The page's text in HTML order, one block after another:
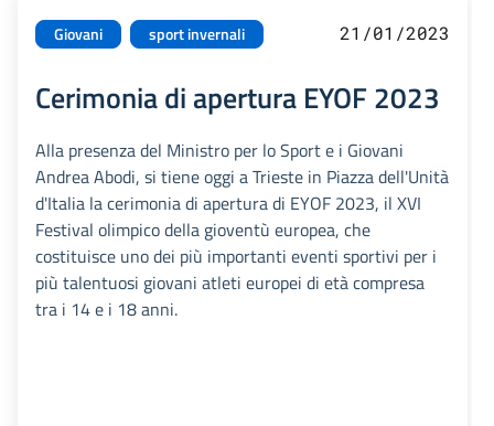
Giovani sport invernali 21/01/2023
Cerimonia di apertura EYOF 2023
Alla presenza del Ministro per lo Sport e i Giovani
Andrea Abodi, si tiene oggi a Trieste in Piazza dell'Unità
d'Italia la cerimonia di apertura di EYOF 2023, il XVI
Festival olimpico della gioventù europea, che
costituisce uno dei più importanti eventi sportivi per i
più talentuosi giovani atleti europei di età compresa
tra i 14 e i 18 anni.